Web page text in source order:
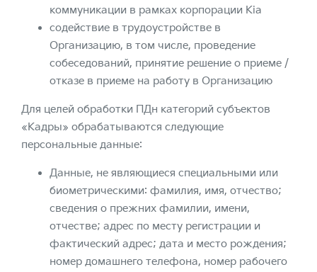
коммуникации в рамках корпорации Kia
содействие в трудоустройстве в
Организацию, в том числе, проведение
собеседований, принятие решение о приеме /
отказе в приеме на работу в Организацию
Для целей обработки ПДн категорий субъектов
«Кадры» обрабатываются следующие
персональные данные:
Данные, не являющиеся специальными или
биометрическими: фамилия, имя, отчество;
сведения о прежних фамилии, имени,
отчестве; адрес по месту регистрации и
фактический адрес; дата и место рождения;
номер домашнего телефона, номер рабочего